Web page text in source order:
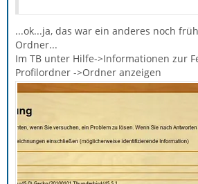
...ok...ja, das war ein anderes noch
Ordner...
Im TB unter Hilfe->Informationen zur
Profilordner ->Ordner anzeigen